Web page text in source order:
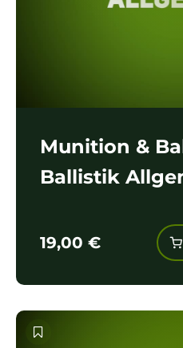
Munition &
Ballistik
19,00 €